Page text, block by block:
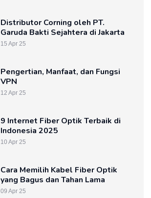
Distributor Corning oleh PT.
Garuda Bakti Sejahtera di Jakarta
15 Apr 25
Pengertian, Manfaat, dan Fungsi
VPN
12 Apr 25
9 Internet Fiber Optik Terbaik di
Indonesia 2025
10 Apr 25
Cara Memilih Kabel Fiber Optik
yang Bagus dan Tahan Lama
09 Apr 25